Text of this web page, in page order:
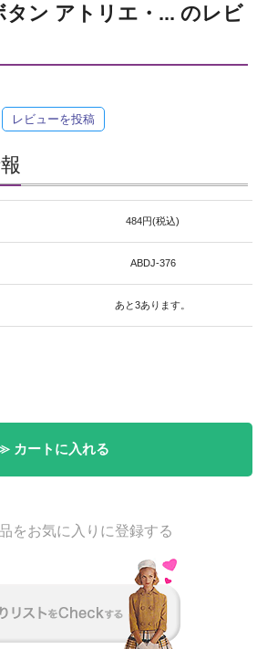
タン アトリエ・... のレビ
レビューを投稿
484円(税込)
ABDJ-376
あと3あります。
カートに入れる
をお気に入りに登録する